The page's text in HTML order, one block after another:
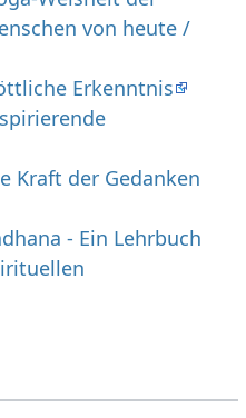
von heute /
Erkenntnis
Kraft der Gedanken
- Ein Lehrbuch